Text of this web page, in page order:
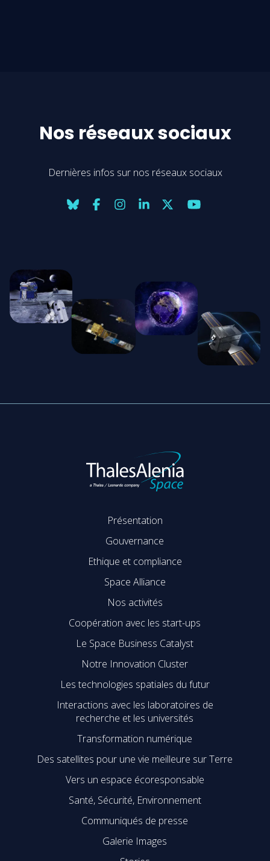
Nos réseaux sociaux
Dernières infos sur nos réseaux sociaux
Présentation
Gouvernance
Ethique et compliance
Space Alliance
Nos activités
Coopération avec les start-ups
Le Space Business Catalyst
Notre Innovation Cluster
Les technologies spatiales du futur
Interactions avec les laboratoires de
recherche et les universités
Transformation numérique
Des satellites pour une vie meilleure sur Terre
Vers un espace écoresponsable
Santé, Sécurité, Environnement
Communiqués de presse
Galerie Images